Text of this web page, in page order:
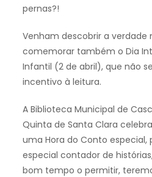
pernas?!
Venham descobrir a verdade
comemorar também o Dia
Infantil (2 de abril), que não
incentivo à leitura.
A Biblioteca Municipal de
Quinta de Santa Clara
uma Hora do Conto especial,
especial contador de
bom tempo o permitir,